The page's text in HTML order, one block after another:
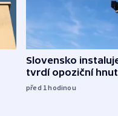
Slovensko
tvrdí opoziční
před 1hodinou